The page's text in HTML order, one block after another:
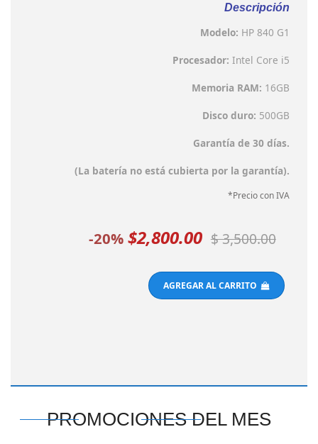
Descripción
Modelo: HP 840 G1
Procesador: Intel Core i5
Memoria RAM: 16GB
Disco duro: 500GB
Garantía de 30 días.
(La batería no está cubierta por la garantía).
*Precio con IVA
-20% $2,800.00 $ 3,500.00
AGREGAR AL CARRITO
PROMOCIONES DEL MES